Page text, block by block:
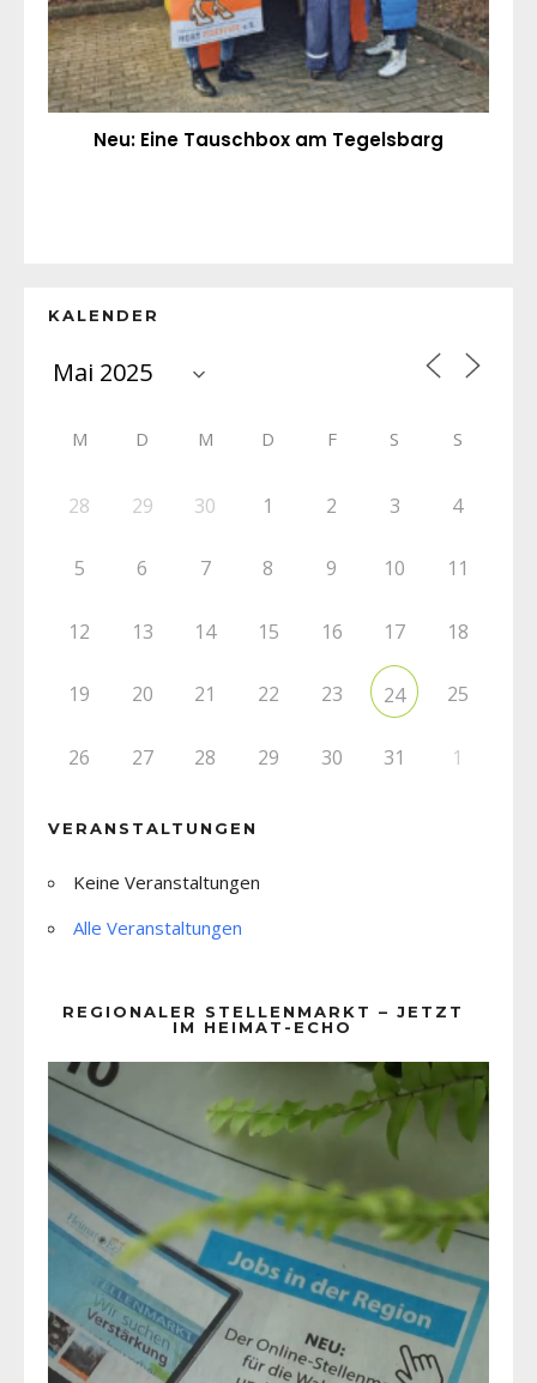
Neu: Eine Tauschbox am Tegelsbarg
KALENDER
M D M D F S S
28 29 30 1 2 3 4
5 6 7 8 9 10 11
12 13 14 15 16 17 18
19 20 21 22 23 24 25
26 27 28 29 30 31 1
VERANSTALTUNGEN
Keine Veranstaltungen
Alle Veranstaltungen
REGIONALER STELLENMARKT – JETZT
IM HEIMAT-ECHO
Player